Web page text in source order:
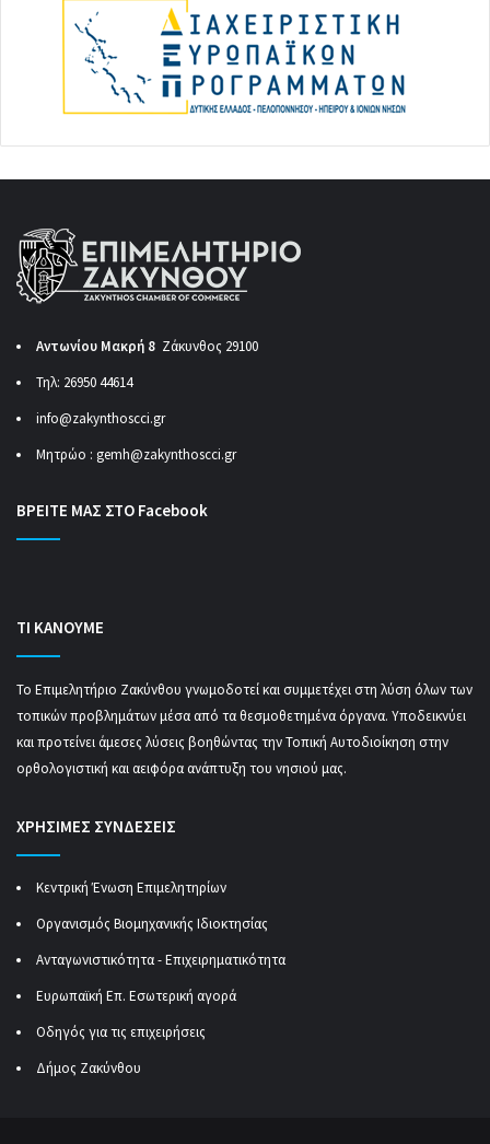
Αντωνίου Μακρή 8 Ζάκυνθος 29100
Τηλ: 26950 44614
info@zakynthoscci.gr
Μητρώο : gemh@zakynthoscci.gr
ΒΡΕΙΤΕ ΜΑΣ ΣΤΟ Facebook
ΤΙ ΚΑΝΟΥΜΕ
Το Επιμελητήριο Ζακύνθου γνωμοδοτεί και συμμετέχει στη λύση όλων των
τοπικών προβλημάτων μέσα από τα θεσμοθετημένα όργανα. Υποδεικνύει
και προτείνει άμεσες λύσεις βοηθώντας την Τοπική Αυτοδιοίκηση στην
ορθολογιστική και αειφόρα ανάπτυξη του νησιού μας.
ΧΡΗΣΙΜΕΣ ΣΥΝΔΕΣΕΙΣ
Κεντρική Ένωση Επιμελητηρίων
Οργανισμός Βιομηχανικής Ιδιοκτησίας
Ανταγωνιστικότητα - Επιχειρηματικότητα
Ευρωπαϊκή Επ. Εσωτερική αγορά
Οδηγός για τις επιχειρήσεις
Δήμος Ζακύνθου